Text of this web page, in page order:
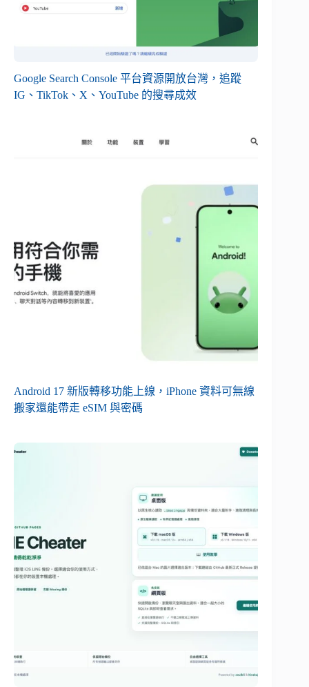
Google Search Console 平台資源開放台灣，追蹤
IG、TikTok、X、YouTube 的搜尋成效
Android 17 新版轉移功能上線，iPhone 資料可無線
搬家還能帶走 eSIM 與密碼